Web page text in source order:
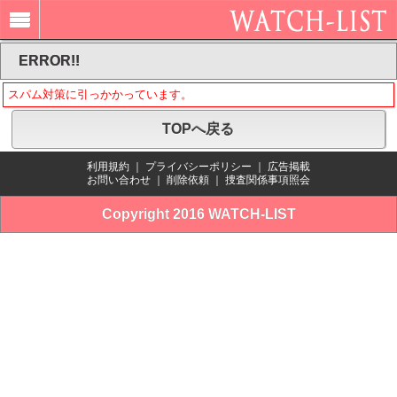
ERROR!!
スパム対策に引っかかっています。
TOPへ戻る
利用規約 プライバシーポリシー
広告掲載
お問い合わせ
削除依頼 捜査関係事項照会
Copyright 2016 WATCH-LIST